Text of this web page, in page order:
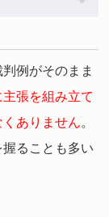
例がそのまま
張を組み立て
ありません。
ることも多い